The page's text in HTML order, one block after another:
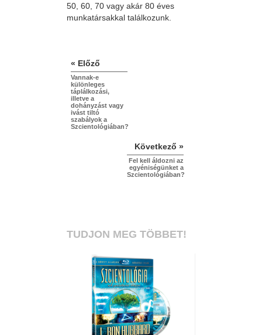
50, 60, 70 vagy akár 80 éves
munkatársakkal találkozunk.
« Előző
Vannak-e
különleges
táplálkozási,
illetve a
dohányzást vagy
ivást tiltó
szabályok a
Szcientológiában?
Következő »
Fel kell áldozni az
egyéniségünket a
Szcientológiában?
TUDJON MEG TÖBBET!